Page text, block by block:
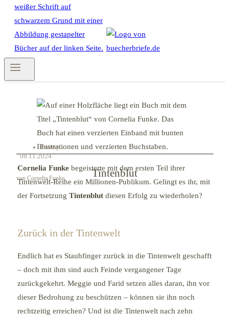
Tintenblut
von Cornelia Funke
08.11.2024
Fantasy
Cornelia Funkebegeisterte mit dem ersten Teil ihrer
Tintenwelt-Reihe ein Millionen-Publikum. Gelingt es ihr, mit
der Fortsetzung Tintenblutdiesen Erfolg zu wiederholen?
Zurück in der Tintenwelt
Endlich hat es Staubfinger zurück in die Tintenwelt geschafft
– doch mit ihm sind auch Feinde vergangener Tage
zurückgekehrt. Meggie und Farid setzen alles daran, ihn vor
dieser Bedrohung zu beschützen – können sie ihn noch
rechtzeitig erreichen? Und ist die Tintenwelt nach zehn